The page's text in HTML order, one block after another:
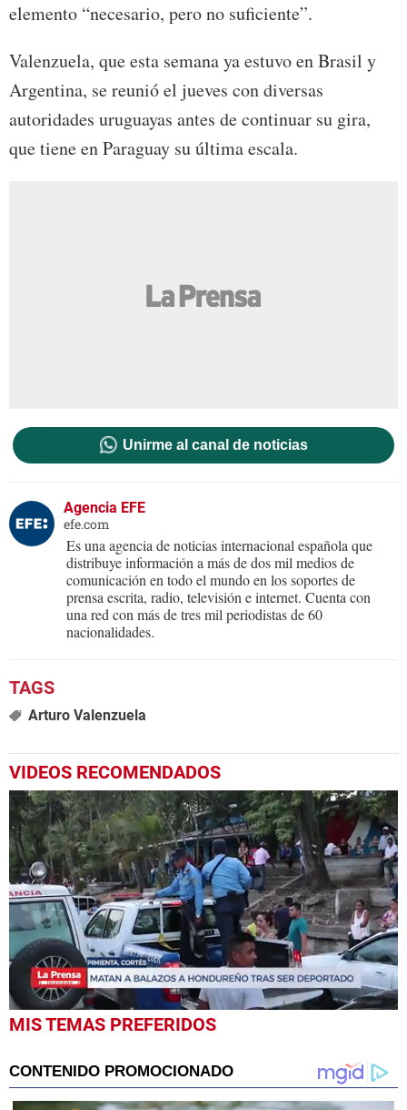
elemento “necesario, pero no suficiente”.
Valenzuela, que esta semana ya estuvo en Brasil y
Argentina, se reunió el jueves con diversas
autoridades uruguayas antes de continuar su gira,
que tiene en Paraguay su última escala.
Unirme al canal de noticias
Agencia EFE
efe.com
Es una agencia de noticias internacional española que
distribuye información a más de dos mil medios de
comunicación en todo el mundo en los soportes de
prensa escrita, radio, televisión e internet. Cuenta con
una red con más de tres mil periodistas de 60
nacionalidades.
Arturo Valenzuela
VIDEOS RECOMENDADOS
0
seconds
seconds
MIS TEMAS PREFERIDOS